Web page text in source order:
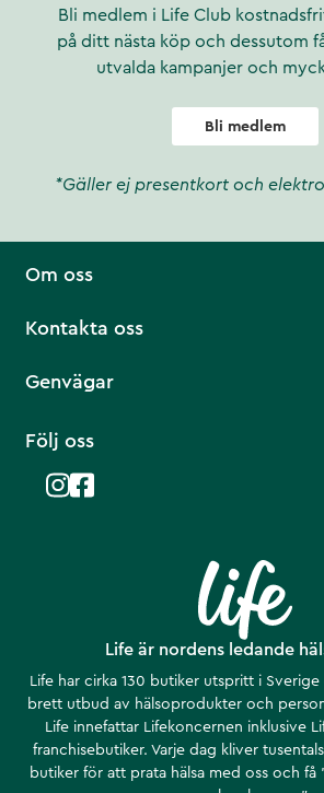
Bli medlem i Life Club
på ditt nästa köp och dessutom
utvalda kampanjer och
Bli medlem
*Gäller ej presentkort och
Life är nordens ledande
Life har cirka 130 butiker utspritt i
brett utbud av hälsoprodukter och
Life innefattar Lifekoncernen inklusive
franchisebutiker. Varje dag kliver
butiker för att prata hälsa med oss och få
Om oss
Kontakta oss
Genvägar
Följ oss